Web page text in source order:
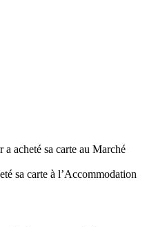
acheté sa carte au Marché
sa carte à l’Accommodation